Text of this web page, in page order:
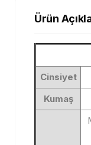
Ürün
Cinsiyet
Kumaş